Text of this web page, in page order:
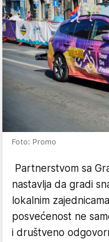
Foto: Promo
Partnerstvom sa
nastavlja da gradi
lokalnim
posvećenost ne
i društveno